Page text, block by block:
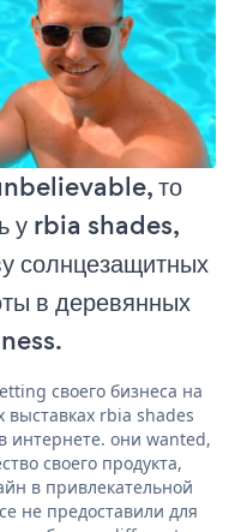
то
у rbia shades,
солнцезащитных
в деревянных
своего бизнеса на
rbia shades
интернете. они wanted,
своего продукта,
в привлекательной
не предоставили для